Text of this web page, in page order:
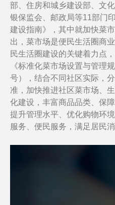
部、住房和城乡建设部、文
银保监会、邮政局等11部门
建设指南》，其中就加快菜
出，菜市场是便民生活圈商
民生活圈建设的关键着力点
《标准化菜市场设置与管理
号），结合不同社区实际，
准，加快推进社区菜市场、
化建设，丰富商品品类、保
提升管理水平、优化购物环
服务、便民服务，满足居民消